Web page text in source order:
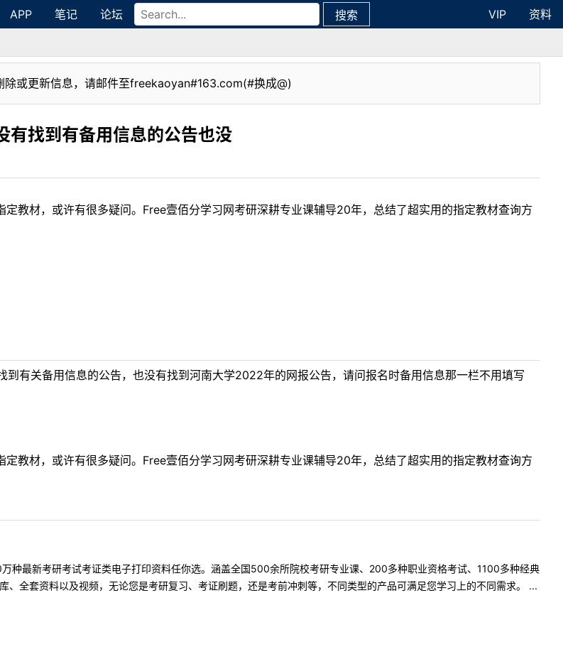
APP 笔记 论坛 搜索 VIP
资料
除或更新信息，请邮件至freekaoyan#163.com(#换成@)
找到有备用信息的公告也没
教材，或许有很多疑问。Free壹佰分学习网考研深耕专业课辅导20年，总结了超实用的指定教材查询方
有关备用信息的公告，也没有找到河南大学2022年的网报公告，请问报名时备用信息那一栏不用填写
教材，或许有很多疑问。Free壹佰分学习网考研深耕专业课辅导20年，总结了超实用的指定教材查询方
种最新考研考试考证类电子打印资料任你选。涵盖全国500余所院校考研专业课、200多种职业资格考试、1100多种经典
、全套资料以及视频，无论您是考研复习、考证刷题，还是考前冲刺等，不同类型的产品可满足您学习上的不同需求。 ...